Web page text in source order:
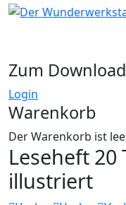
Zum
Login
Warenkorb
Der Warenkorb ist
Leseheft 20
illustriert